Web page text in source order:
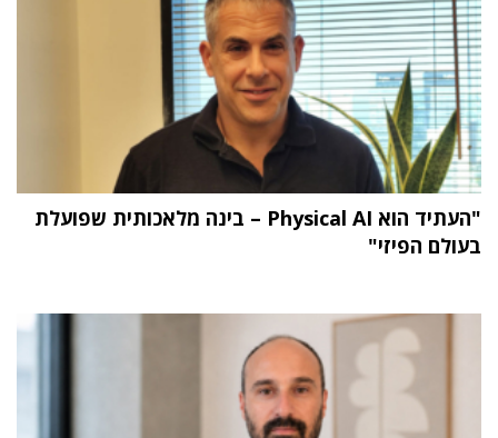
"העתיד הוא Physical AI – בינה מלאכותית שפועלת
בעולם הפיזי"